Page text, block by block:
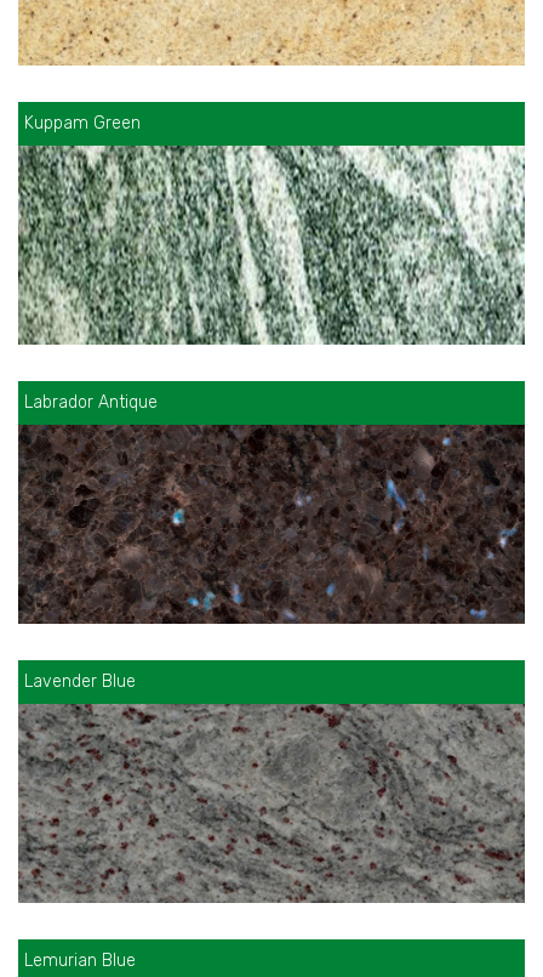
Kuppam Green
Labrador Antique
Lavender Blue
Lemurian Blue